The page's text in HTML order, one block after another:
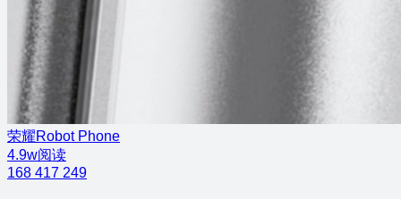
荣耀Robot Phone
4.9w阅读
168 417 249